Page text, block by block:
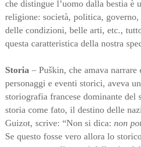
che distingue l’uomo dalla bestia è
religione: società, politica, governo,
delle condizioni, belle arti, etc.,
questa caratteristica della nostra
Storia – Puškin, che amava narrare
personaggi e eventi storici, aveva
storiografia francese dominante del
storia come fato, il destino delle
Guizot, scrive: “Non si dica: non
Se questo fosse vero allora lo